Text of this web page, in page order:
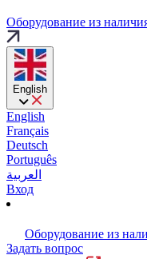
Оборудование из
English
English
Français
Deutsch
Português
العربية
Вход
Оборудование из
Задать вопрос